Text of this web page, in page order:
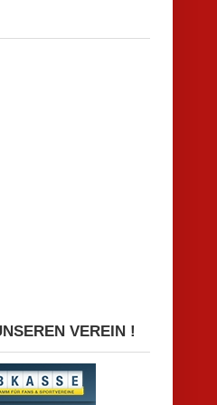
VEREIN !